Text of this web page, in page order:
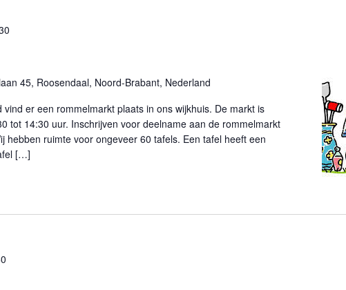
45, Roosendaal, Noord-Brabant, Nederland
er een rommelmarkt plaats in ons wijkhuis. De markt is
tot 14:30 uur. Inschrijven voor deelname aan de rommelmarkt
hebben ruimte voor ongeveer 60 tafels. Een tafel heeft een
[…]